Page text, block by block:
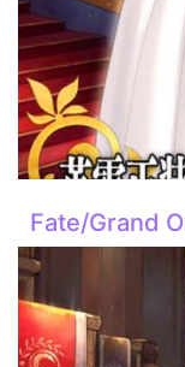
Fate/Grand